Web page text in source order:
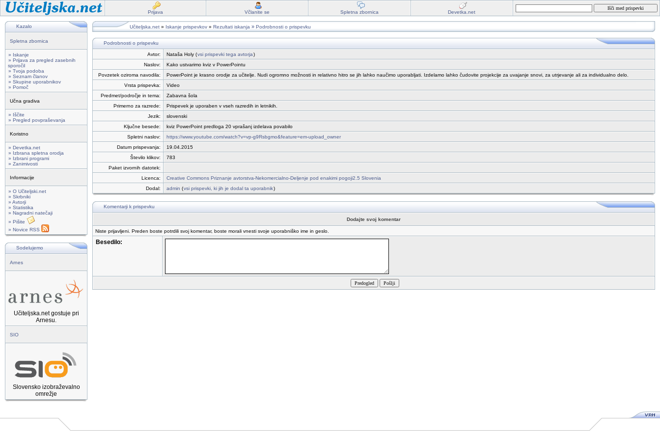
Prijava Včlanite se Spletna zbornica Devetka.net
Kazalo
Spletna zbornica
» Iskanje
» Prijava za pregled zasebnih
sporočil
» Tvoja podoba
» Seznam članov
» Skupine uporabnikov
» Pomoč
Učna gradiva
» Iščite
» Pregled povpraševanja
Koristno
» Devetka.net
» Izbrana spletna orodja
» Izbrani programi
» Zanimivosti
Informacije
» O Učiteljski.net
» Skrbniki
» Avtorji
» Statistika
» Nagradni natečaji
» Pišite
» Novice RSS
Sodelujemo
Arnes
Učiteljska.net gostuje pri
Arnesu.
SIO
Slovensko izobraževalno
omrežje
Učiteljska.net » Iskanje prispevkov » Rezultati iskanja » Podrobnosti o prispevku
Podrobnosti o prispevku
Avtor: Nataša Holy (vsi prispevki tega avtorja)
Naslov:
Kako ustvarimo kviz v PowerPointu
Povzetek oziroma navodila:
PowerPoint je krasno orodje za učitelje. Nudi ogromno možnosti in relativno hitro se jih lahko naučimo uporabljati. Izdelamo lahko čudovite projekcije za uvajanje snovi, za utrjevanje ali za individualno delo.
Vrsta prispevka:
Video
Predmet/področje in tema:
Zabavna šola
Primerno za razrede:
Prispevek je uporaben v vseh razredih in letnikih.
Jezik:
slovenski
Ključne besede:
kviz PowerPoint predloga 20 vprašanj izdelava povabilo
Spletni naslov:
https://www.youtube.com/watch?v=vp-g9Rsbgmo&feature=em-upload_owner
Datum prispevanja:
19.04.2015
Število klikov:
783
Paket izvornih datotek:
Licenca:
Creative Commons Priznanje avtorstva-Nekomercialno-Deljenje pod enakimi pogoji2.5 Slovenia
Dodal:
admin (vsi prispevki, ki jih je dodal ta uporabnik)
Komentarji k prispevku
Dodajte svoj komentar
Niste prijavljeni. Preden boste potrdili svoj komentar, boste morali vnesti svoje uporabniško ime in geslo.
Besedilo: